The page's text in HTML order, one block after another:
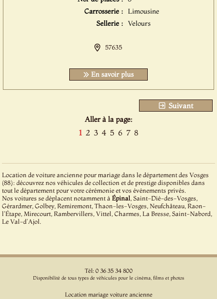
Carrosserie : Limousine
Sellerie : Velours
57635
En savoir plus
Suivant
Aller à la page:
1 2 3 4 5 6 7 8
Location de voiture ancienne pour mariage dans le département des Vosges
(88): découvrez nos véhicules de collection et de prestige disponibles dans
tout le département pour votre cérémonie et vos événements privés.
Nos voitures se déplacent notamment àÉpinal , Saint-Dié-des-Vosges,
Gérardmer, Golbey, Remiremont, Thaon-les-Vosges, Neufchâteau, Raon-
l'Étape, Mirecourt, Rambervillers, Vittel, Charmes, La Bresse, Saint-Nabord,
Le Val-d'Ajol.
Tél: 0 36 35 34 800
Disponibilité de tous types de véhicules pour le cinéma, films et photos
Location mariage voiture ancienne